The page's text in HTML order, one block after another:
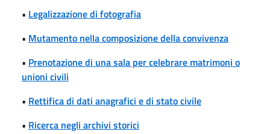
• Legalizzazione di fotografia
• Mutamento nella composizione della convivenza
• Prenotazione di una sala per celebrare matrimoni o
unioni civili
• Rettifica di dati anagrafici e di stato civile
• Ricerca negli archivi storici